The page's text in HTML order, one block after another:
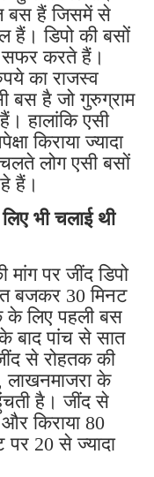
बस हैं जिसमें से
हैं। डिपो की बसों
सफर करते हैं।
का राजस्व
बस है जो गुरुग्राम
हालांकि एसी
किराया ज्यादा
लोग एसी बसों
हैं।
भी चलाई थी
पर जींद डिपो
बजकर 30 मिनट
के लिए पहली बस
बाद पांच से सात
से रोहतक की
लाखनमाजरा के
है। जींद से
किराया 80
20 से ज्यादा